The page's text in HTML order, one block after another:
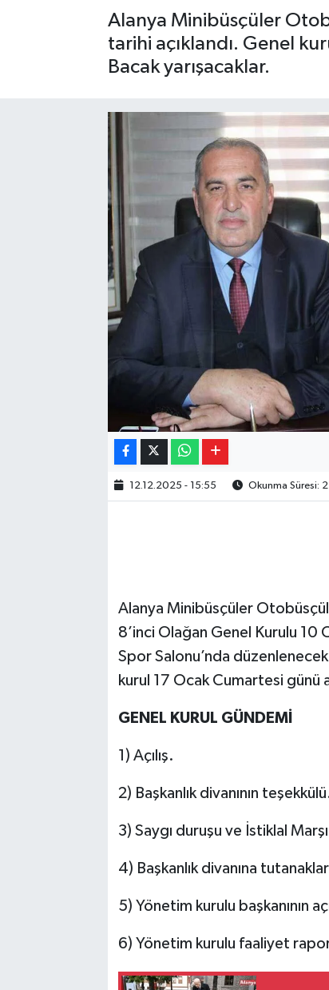
Alanya Minibüsçüler
tarihi açıklandı. Genel
Bacak yarışacaklar.
12.12.2025 - 15:55 Okunma Süresi:
Alanya Minibüsçüler
8’inci Olağan Genel Kurulu 10
Spor Salonu’nda
kurul 17 Ocak Cumartesi
GENEL KURUL GÜNDEMİ
1) Açılış.
2) Başkanlık divanının
3) Saygı duruşu ve İstiklal
4) Başkanlık divanına
5) Yönetim kurulu başkanının
6) Yönetim kurulu faaliyet
Gizlilik İlkeleri - Privacy Policy